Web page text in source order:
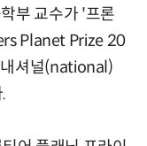
부 교수가 '프론
Planet Prize 20
셔널(national)